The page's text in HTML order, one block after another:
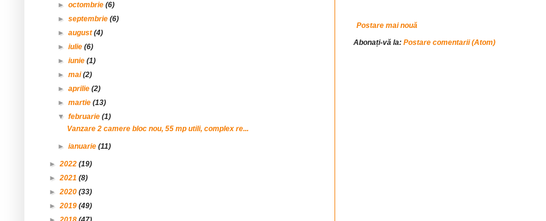
Postare mai nouă
Abonați-vă la: Postare comentarii (Atom)
►octombrie(6)
►septembrie(6)
►august(4)
►iulie(6)
►iunie(1)
►mai(2)
►aprilie(2)
►martie(13)
▼februarie(1)
Vanzare 2 camere bloc nou, 55 mp utili, complex re...
►ianuarie(11)
►2022 (19)
►2021 (8)
►2020 (33)
►2019 (49)